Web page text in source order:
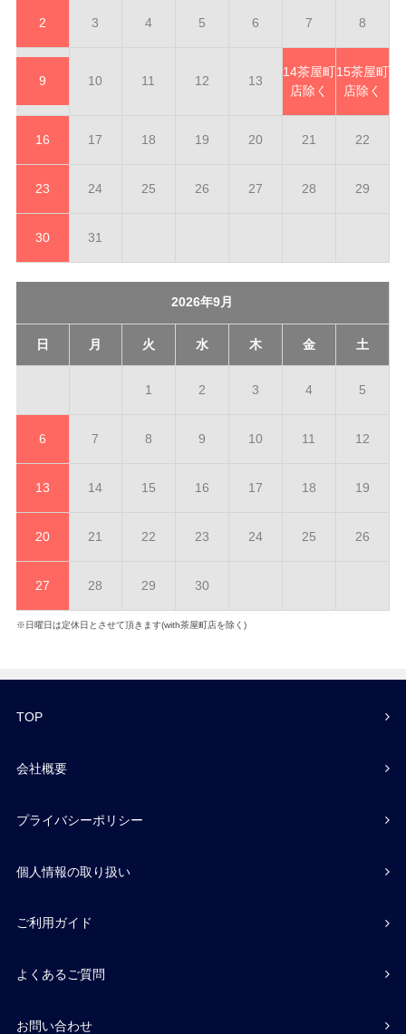
2 3 4 5 6 7 8
9 10 11 12 13
14茶屋町
店除く
15茶屋町
店除く
16 17 18 19 20 21 22
23 24 25 26 27 28 29
30 31
2026年9月
日 月 火 水 木 金 土
1 2 3 4 5
6 7 8 9 10 11 12
13 14 15 16 17 18 19
20 21 22 23 24 25 26
27 28 29 30
※日曜日は定休日とさせて頂きます(with茶屋町店を除く)
TOP
会社概要
プライバシーポリシー
個人情報の取り扱い
ご利用ガイド
よくあるご質問
お問い合わせ